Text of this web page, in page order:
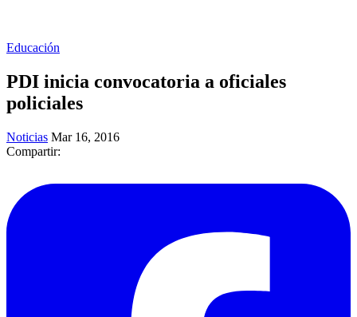
Educación
PDI inicia convocatoria a oficiales
policiales
Noticias Mar 16, 2016
Compartir: